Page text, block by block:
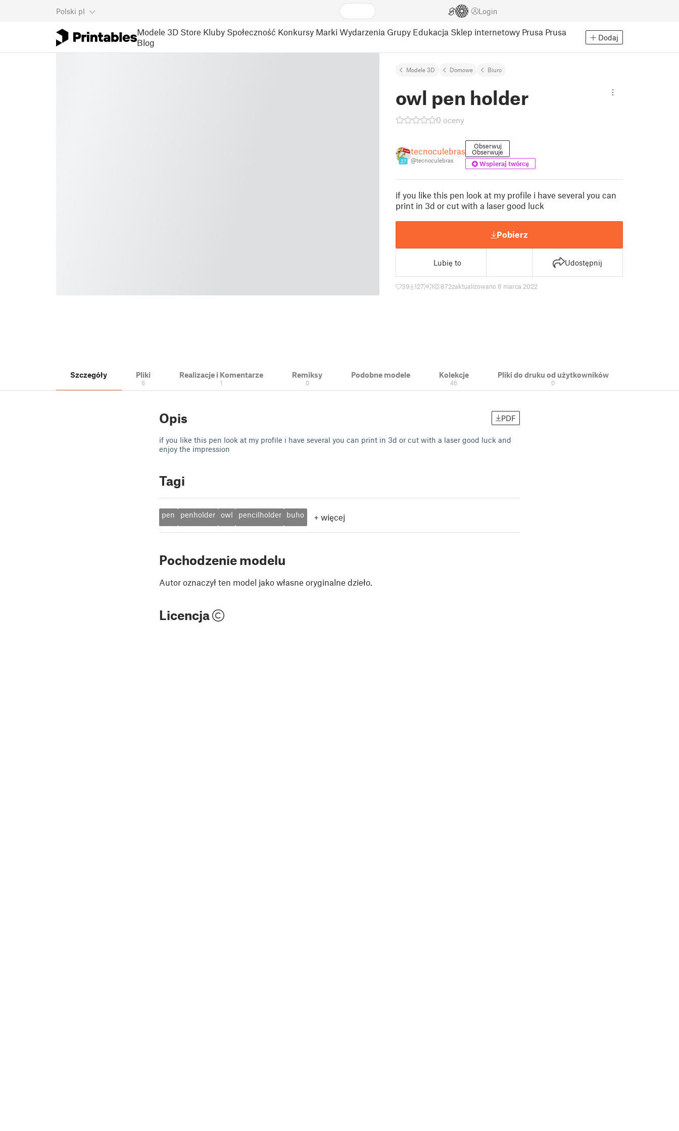
Polski pl Login
Modele 3D Store Kluby Społeczność Konkursy Marki Wydarzenia Grupy Edukacja Sklep internetowy Prusa Prusa
Blog
Dodaj
Modele 3D Domowe Biuro
owl pen holder
0 oceny
27
tecnoculebras
@tecnoculebras
Obserwuj
Obserwuje
Wspieraj twórcę
if you like this pen look at my profile i have several you can
print in 3d or cut with a laser good luck
Pobierz
Lubię to Udostępnij
39 127 1 872zaktualizowano 8 marca 2022
Szczegóły Pliki
6
Realizacje i Komentarze
1
Remiksy
0
Podobne modele Kolekcje
46
Pliki do druku od użytkowników
0
Opis PDF
if you like this pen look at my profile i have several you can print in 3d or cut with a laser good luck and
enjoy the impression
Tagi
pen penholder owl pencilholder buho + więcej
Pochodzenie modelu
Autor oznaczył ten model jako własne oryginalne dzieło.
Licencja